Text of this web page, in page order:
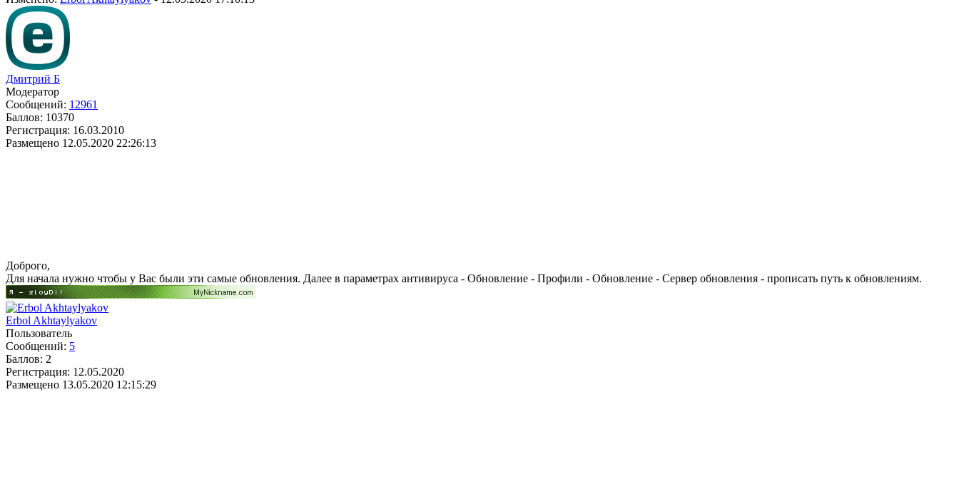
Дмитрий Б
Модератор
Сообщений: 12961
Баллов: 10370
Регистрация: 16.03.2010
Размещено 12.05.2020 22:26:13
Доброго,
Для начала нужно чтобы у Вас были эти самые обновления. Далее в параметрах антивируса - Обновление - Профили - Обновление - Сервер обновления - прописать путь к обновлениям.
Erbol Akhtaylyakov
Пользователь
Сообщений: 5
Баллов: 2
Регистрация: 12.05.2020
Размещено 13.05.2020 12:15:29